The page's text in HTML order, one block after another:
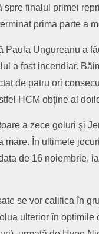
spre finalul primei
prima parte a
Paula Ungureanu a
a fost incendiar.
de patru ori
HCM obţine al
a zece goluri şi
mare. În ultimele
de 16 noiembrie,
se vor califica în
ulterior în